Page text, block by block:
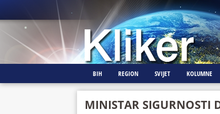
BIH REGION SVIJET KOLUMNE
MINISTAR SIGURNOSTI